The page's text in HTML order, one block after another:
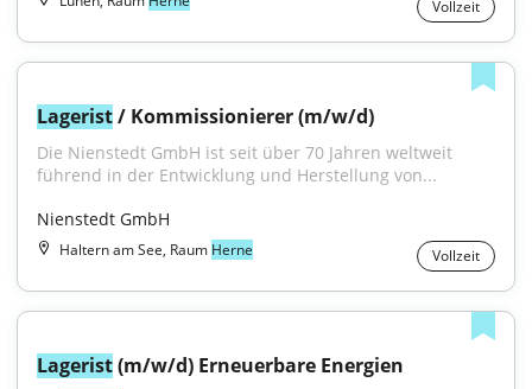
Vollzeit
Lagerist / Kommissionierer (m/w/d)
Die Nienstedt GmbH ist seit über 70 Jahren weltweit
führend in der Entwicklung und Herstellung von...
Nienstedt GmbH
Haltern am See, Raum Herne Vollzeit
Lagerist (m/w/d) Erneuerbare Energien